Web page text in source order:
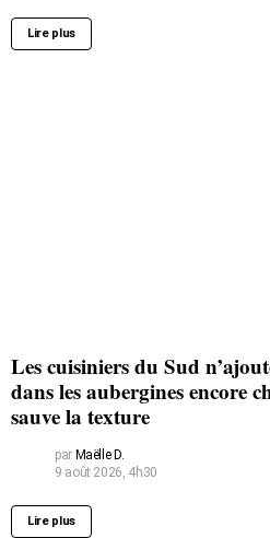
Lire plus
Les cuisiniers du Sud
dans les aubergines encore
sauve la texture
par Maëlle D.
9 août 2026, 4h30
Lire plus